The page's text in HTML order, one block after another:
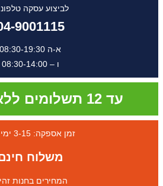
לביצוע עסקה טלפונית
04-9001115
א-ה 08:30-19:30
ו – 08:30-14:00
עד 12 תשלומים ללא ריבית
זמן אספקה: 3-15 ימים
משלוח חינם
המחירים בחנות זהים